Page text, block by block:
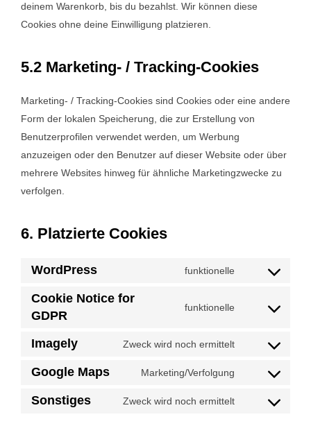
deinem Warenkorb, bis du bezahlst. Wir können diese
Cookies ohne deine Einwilligung platzieren.
5.2 Marketing- / Tracking-Cookies
Marketing- / Tracking-Cookies sind Cookies oder eine andere
Form der lokalen Speicherung, die zur Erstellung von
Benutzerprofilen verwendet werden, um Werbung
anzuzeigen oder den Benutzer auf dieser Website oder über
mehrere Websites hinweg für ähnliche Marketingzwecke zu
verfolgen.
6. Platzierte Cookies
WordPress funktionelle
Consent
service
Cookie Notice for
GDPR
funktionelle
Consent
service
cookie-
Imagely Zweck wird noch ermittelt
Consent
imagely
Google Maps Marketing/Verfolgung
Consent
Sonstiges Zweck wird noch ermittelt
Consent